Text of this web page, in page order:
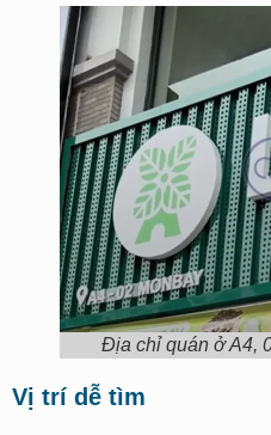
Địa chỉ quán ở A4,
Vị trí dễ tìm